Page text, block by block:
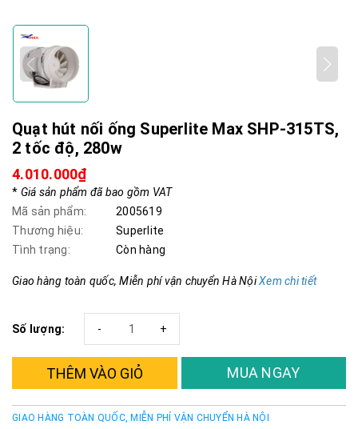
Quạt hút nối ống Superlite Max SHP-315TS,
2 tốc độ, 280w
4.010.000₫
* Giá sản phẩm đã bao gồm VAT
Mã sản phẩm:
2005619
Thương hiệu:
Superlite
Tình trạng:
Còn hàng
Giao hàng toàn quốc, Miễn phí vận chuyển Hà NộiXem chi tiết
Số lượng: +
-
THÊM VÀO GIỎ MUA NGAY
GIAO HÀNG TOÀN QUỐC, MIỄN PHÍ VẬN CHUYỂN HÀ NỘI